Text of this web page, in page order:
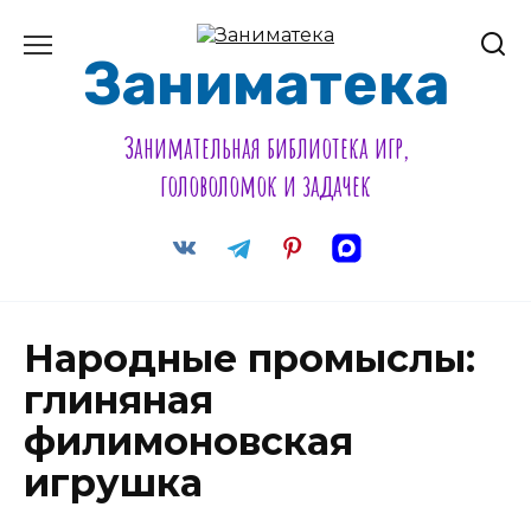
содержаниюЗаниматека
Занимательная библиотека игр,
головоломок и задачек
Народные промыслы:
глиняная
филимоновская
игрушка